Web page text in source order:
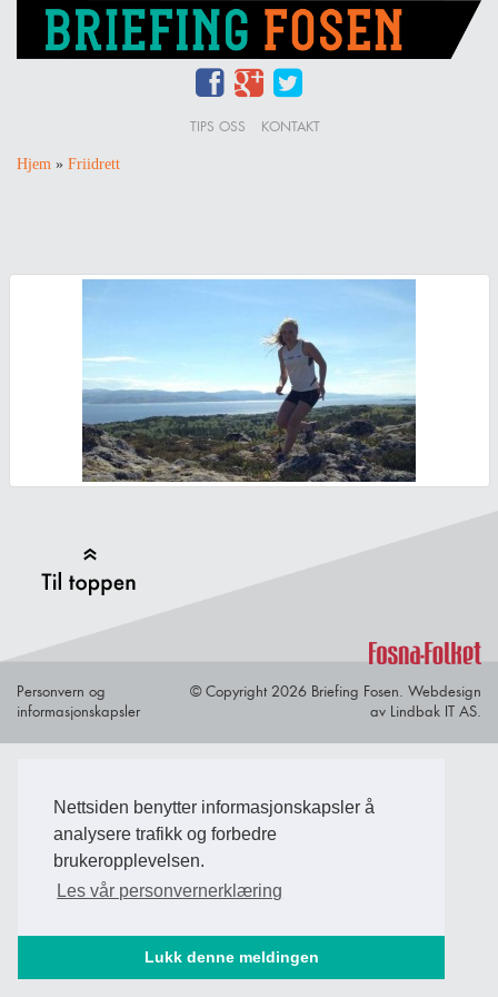
Nettsiden benytter informasjonskapsler å
analysere trafikk og forbedre
brukeropplevelsen.
Les vår personvernerklæring
Lukk denne meldingen
TIPS OSS KONTAKT
Hjem » Friidrett
Personvern og
informasjonskapsler
© Copyright 2026 Briefing Fosen. Webdesign
av Lindbak IT AS.